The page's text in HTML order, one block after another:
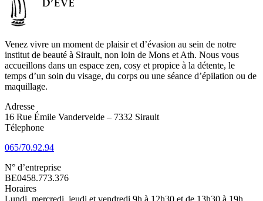
Venez vivre un moment de plaisir et d’évasion au sein de notre
institut de beauté à Sirault, non loin de Mons et Ath. Nous vous
accueillons dans un espace zen, cosy et propice à la détente, le
temps d’un soin du visage, du corps ou une séance d’épilation ou de
maquillage.
Adresse
16 Rue Émile Vandervelde – 7332 Sirault
Télephone
065/70.92.94
N° d’entreprise
BE0458.773.376
Horaires
Lundi, mercredi, jeudi et vendredi 9h à 12h30 et de 13h30 à 19h